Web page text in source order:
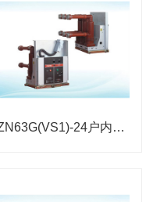
ZN63G(VS1)-24户内高压真空断路器（高原型）